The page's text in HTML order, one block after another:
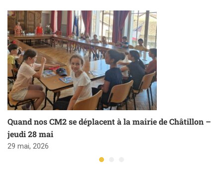
Quand nos CM2 se déplacent à la mairie de Châtillon –
jeudi 28 mai
29 mai, 2026